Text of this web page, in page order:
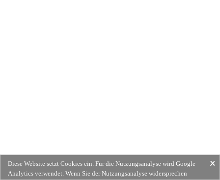
Diese Website setzt Cookies ein. Für die Nutzungsanalyse wird Google
Analytics verwendet. Wenn Sie der Nutzungsanalyse widersprechen